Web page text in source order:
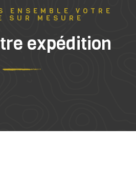
ENSEMBLE VOTRE
SUR MESURE
expédition